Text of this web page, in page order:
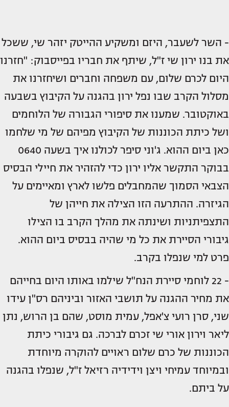
- השר לשעבר, היזם ומשקיע ההייטק יזהר שי, ששכל
את בנו ירון שי ז"ל, שיתף את חבריו בפייסבוק: "חזרנו
היום לכרם שלום, עם משפחה וחברים ושיחזרנו את
מסלול הקרב שבו נפל ירון בהגנה על הקיבוץ בשבעה
באוקטובר. שמענו את סיפורי הגבורה של הלוחמים
ושל כיתת הכוננות של הקיבוץ מפיהם של מי שלחמו
כאן ביום ההוא. ג'וני סיפר לכולנו איך בשעה 0640
בבוקר התקשר אליו ירון כדי להזהיר את חיילי הבסיס
הצבאי הסמוך שהמחבלים פלשו לארץ ומאיימים על
הגיזרה. ההתרעה הזו הצילה את חייהן של
התצפיתניות ושינתה את מהלך הקרב בו הצילו
גיבורי הסיירת את כל מי שהיה בבסיס ביום ההוא.
פרט למי שנפלו בקרב.
- 22 לוחמי סיירת הנח"ל שילמו באותו היום בחייהם
את מחיר ההגנה על תושבי האזור וביניהם רס"ן עידו
שני, סרן רועי צ'אפל, עמית מוסט, שהם בן הרוש, נתן
ליאר וירון אורי שי זכרם לברכה. גם גיבורי כיתת
הכוננות של כרם שלום ראויים להוקרה מיוחדת
ובמיוחד עמיחי ויצן וידידיה רזיאל ז"ל, שנפלו בהגנה
על ביתם.